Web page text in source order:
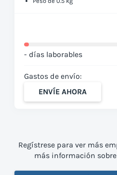
- días laborables
Gastos de envío:
ENVÍE AHORA
Regístrese para ver más
más información